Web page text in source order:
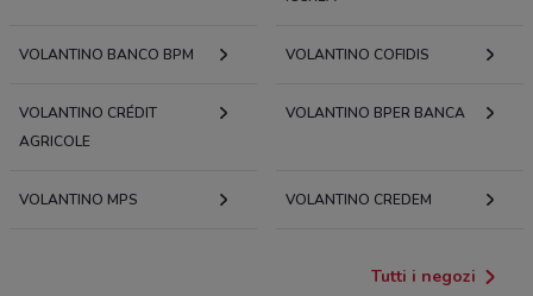
VOLANTINO BANCO BPM VOLANTINO COFIDIS
VOLANTINO CRÉDIT
AGRICOLE
VOLANTINO BPER BANCA
VOLANTINO MPS VOLANTINO CREDEM
Tutti i negozi